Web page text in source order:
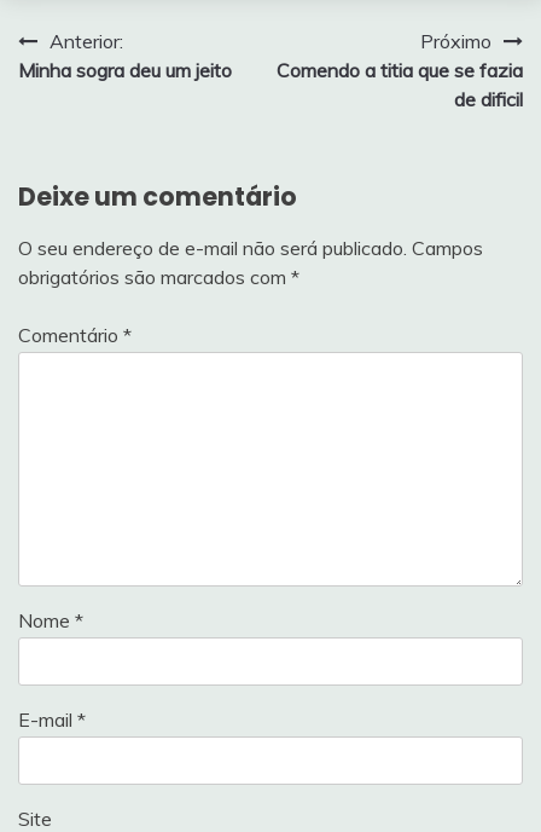
Navegação
de
Anterior:
Minha sogra deu um jeito
Próximo
Comendo a titia que se fazia
de dificil
Deixe um comentário
O seu endereço de e-mail não será publicado. Campos
obrigatórios são marcados com *
Comentário *
Nome *
E-mail *
Site